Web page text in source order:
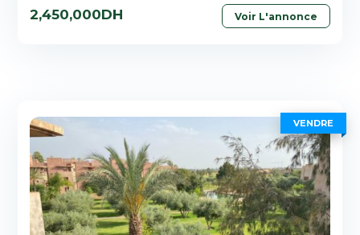
2,450,000DH Voir L'annonce
VENDRE